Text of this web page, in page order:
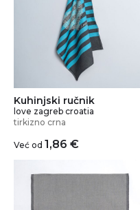
Kuhinjski ručnik
love zagreb croatia
tirkizno crna
Već od 1,86 €